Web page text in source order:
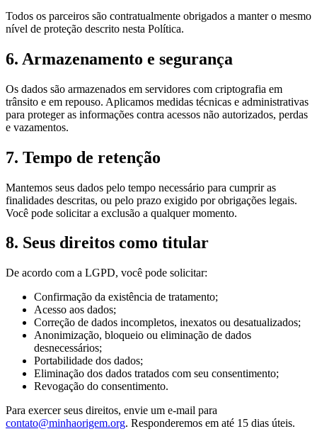
Todos os parceiros são contratualmente obrigados a manter o mesmo
nível de proteção descrito nesta Política.
6. Armazenamento e segurança
Os dados são armazenados em servidores com criptografia em
trânsito e em repouso. Aplicamos medidas técnicas e administrativas
para proteger as informações contra acessos não autorizados, perdas
e vazamentos.
7. Tempo de retenção
Mantemos seus dados pelo tempo necessário para cumprir as
finalidades descritas, ou pelo prazo exigido por obrigações legais.
Você pode solicitar a exclusão a qualquer momento.
8. Seus direitos como titular
De acordo com a LGPD, você pode solicitar:
Confirmação da existência de tratamento;
Acesso aos dados;
Correção de dados incompletos, inexatos ou desatualizados;
Anonimização, bloqueio ou eliminação de dados
desnecessários;
Portabilidade dos dados;
Eliminação dos dados tratados com seu consentimento;
Revogação do consentimento.
Para exercer seus direitos, envie um e-mail para
contato@minhaorigem.org. Responderemos em até 15 dias úteis.